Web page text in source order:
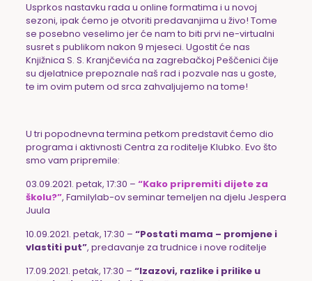
Usprkos nastavku rada u online formatima i u novoj
sezoni, ipak ćemo je otvoriti predavanjima u živo! Tome
se posebno veselimo jer će nam to biti prvi ne-virtualni
susret s publikom nakon 9 mjeseci. Ugostit će nas
Knjižnica S. S. Kranjčevića na zagrebačkoj Peščenici čije
su djelatnice prepoznale naš rad i pozvale nas u goste,
te im ovim putem od srca zahvaljujemo na tome!
U tri popodnevna termina petkom predstavit ćemo dio
programa i aktivnosti Centra za roditelje Klubko. Evo što
smo vam pripremile:
03.09.2021. petak, 17:30 – “Kako pripremiti dijete za
školu?”, Familylab-ov seminar temeljen na djelu Jespera
Juula
10.09.2021. petak, 17:30 – “Postati mama – promjene i
vlastiti put”, predavanje za trudnice i nove roditelje
17.09.2021. petak, 17:30 – “Izazovi, razlike i prilike u